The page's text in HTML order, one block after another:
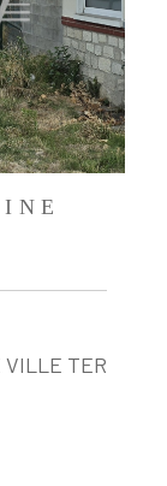
VILLE TER